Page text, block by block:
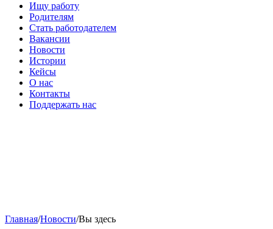
Ищу работу
Родителям
Стать работодателем
Вакансии
Новости
Истории
Кейсы
О нас
Контакты
Поддержать нас
Главная/Новости/Вы здесь